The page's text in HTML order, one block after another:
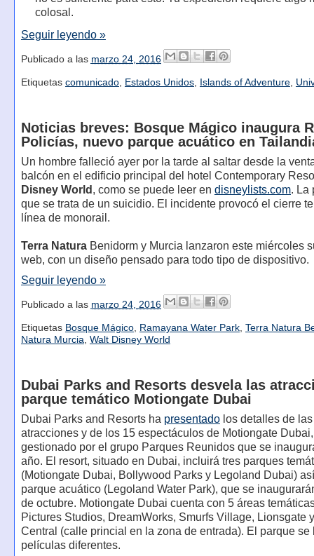
colosal.
Seguir leyendo »
Publicado a las marzo 24, 2016
Etiquetas comunicado, Estados Unidos, Islands of Adventure,
Noticias breves: Bosque Mágico inaugura
Policías, nuevo parque acuático en
Un hombre falleció ayer por la tarde al saltar desde la
balcón en el edificio principal del hotel Contemporary
Disney World , como se puede leer en disneylists.com. La
que se trata de un suicidio. El incidente provocó el cierre
línea de monorail.
Terra NaturaBenidorm y Murcia lanzaron este miércoles
web, con un diseño pensado para todo tipo de dispositivo.
Seguir leyendo »
Publicado a las marzo 24, 2016
Etiquetas Bosque Mágico, Ramayana Water Park, Terra Natura
Natura Murcia, Walt Disney World
Dubai Parks and Resorts desvela las
parque temático Motiongate Dubai
Dubai Parks and Resorts ha presentadolos detalles de
atracciones y de los 15 espectáculos de Motiongate
gestionado por el grupo Parques Reunidos que se
año. El resort, situado en Dubai, incluirá tres parques
(Motiongate Dubai, Bollywood Parks y Legoland Dubai)
parque acuático (Legoland Water Park), que se
de octubre. Motiongate Dubai cuenta con 5 áreas
Pictures Studios, DreamWorks, Smurfs Village, Lionsgate
Central (calle princial en la zona de entrada). El parque se
películas diferentes.